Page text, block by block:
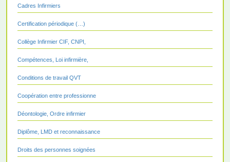
Cadres Infirmiers
Certification périodique (…)
Collège Infirmier CIF, CNPI,
Compétences, Loi infirmière,
Conditions de travail QVT
Coopération entre professionne
Déontologie, Ordre infirmier
Diplôme, LMD et reconnaissance
Droits des personnes soignées